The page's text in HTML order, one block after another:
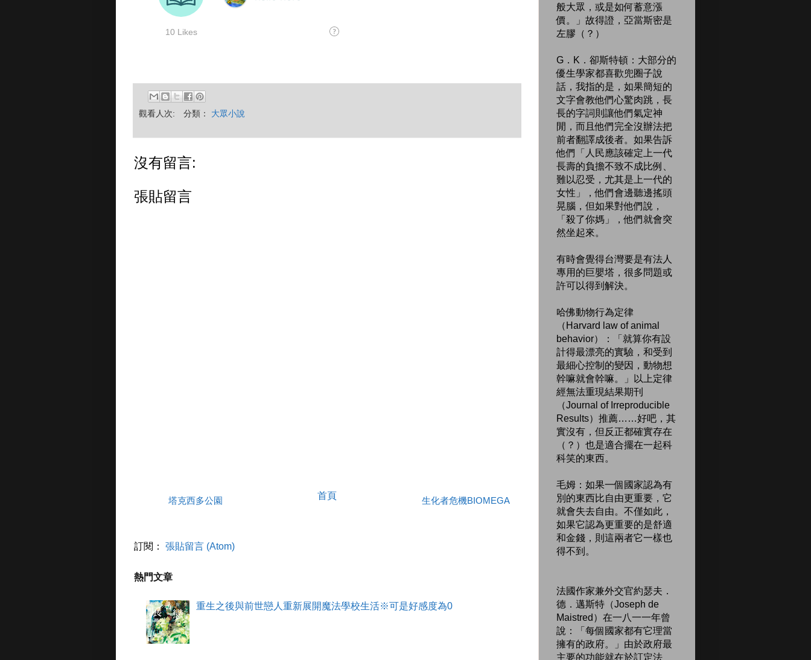
觀看人次: 分類： 大眾小說
沒有留言:
張貼留言
塔克西多公園 生化者危機BIOMEGA
首頁
訂閱： 張貼留言 (Atom)
熱門文章
重生之後與前世戀人重新展開魔法學校生活※可是好感度為0
般大眾，或是如何蓄意漲
價。」故得證，亞當斯密是
左膠（？）
G．K．卻斯特頓：大部分的
優生學家都喜歡兜圈子說
話，我指的是，如果簡短的
文字會教他們心驚肉跳，長
長的字詞則讓他們氣定神
閒，而且他們完全沒辦法把
前者翻譯成後者。如果告訴
他們「人民應該確定上一代
長壽的負擔不致不成比例、
難以忍受，尤其是上一代的
女性」，他們會邊聽邊搖頭
晃腦，但如果對他們說，
「殺了你媽」，他們就會突
然坐起來。
有時會覺得台灣要是有法人
專用的巨嬰塔，很多問題或
許可以得到解決。
哈佛動物行為定律
（Harvard law of animal
behavior）：「就算你有設
計得最漂亮的實驗，和受到
最細心控制的變因，動物想
幹嘛就會幹嘛。」以上定律
經無法重現結果期刊
（Journal of Irreproducible
Results）推薦……好吧，其
實沒有，但反正都確實存在
（？）也是適合擺在一起科
科笑的東西。
毛姆：如果一個國家認為有
別的東西比自由更重要，它
就會失去自由。不僅如此，
如果它認為更重要的是舒適
和金錢，則這兩者它一樣也
得不到。
法國作家兼外交官約瑟夫．
德．邁斯特（Joseph de
Maistred）在一八一一年曾
說：「每個國家都有它理當
擁有的政府。」由於政府最
主要的功能就在於訂定法